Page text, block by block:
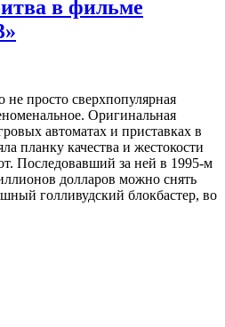
в фильме
просто сверхпопулярная
Оригинальная
автоматах и приставках в
планку качества и жестокости
Последовавший за ней в 1995-м
долларов можно снять
голливудский блокбастер, во